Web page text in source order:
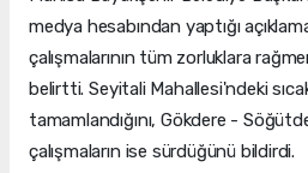
medya hesabından yaptığı
çalışmalarının tüm zorluklara
belirtti. Seyitali Mahallesi'ndeki
tamamlandığını, Gökdere -
çalışmaların ise sürdüğünü bildirdi.